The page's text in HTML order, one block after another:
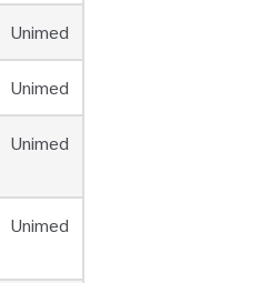
Unimed
Unimed
Unimed
Unimed